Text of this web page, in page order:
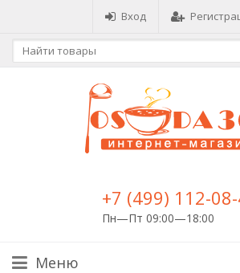
Вход
+7 (499) 112-
Пн—Пт 09:00—18:00
Меню